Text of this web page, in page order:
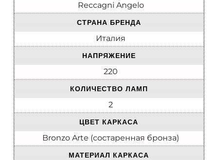
Reccagni Angelo
СТРАНА БРЕНДА
Италия
НАПРЯЖЕНИЕ
220
КОЛИЧЕСТВО ЛАМП
2
ЦВЕТ КАРКАСА
Bronzo Arte (состаренная бронза)
МАТЕРИАЛ КАРКАСА